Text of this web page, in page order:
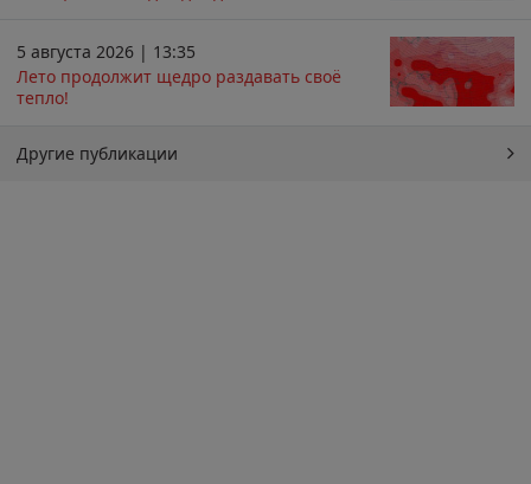
5 августа 2026 | 13:35
Лето продолжит щедро раздавать своё
тепло!
Другие публикации